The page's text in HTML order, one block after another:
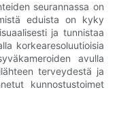
seurannassa on
eduista on kyky
ja tunnistaa
korkearesoluutioisia
avulla
terveydestä ja
kunnostustoimet